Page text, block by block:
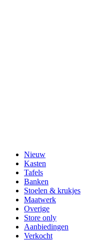
Nieuw
Kasten
Tafels
Banken
Stoelen & krukjes
Maatwerk
Overige
Store only
Aanbiedingen
Verkocht